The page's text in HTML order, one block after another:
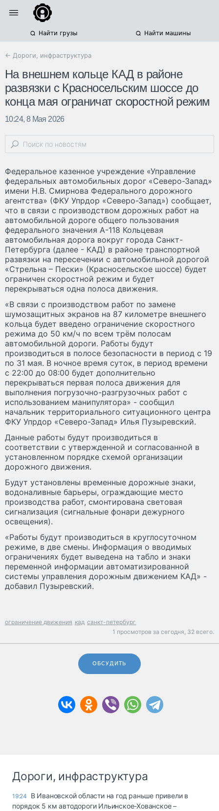
Найти грузы Найти машины
← Дороги, инфраструктура
На внешнем кольце КАД в районе
развязки с Красносельским шоссе до
конца мая ограничат скоростной режим
10:24, 8 Мая 2026
Федеральное казенное учреждение «Управление
федеральных автомобильных дорог «Северо-Запад»
имени Н.В. Смирнова Федерального дорожного
агентства» (ФКУ Упрдор «Северо-Запад») сообщает,
что в связи с производством дорожных работ на
автомобильной дороге общего пользования
федерального значения А-118 Кольцевая
автомобильная дорога вокруг города Санкт-
Петербурга (далее - КАД) в районе транспортной
развязки на пересечении с автомобильной дорогой
«Стрельна – Пески» (Красносельское шоссе) будет
ограничен скоростной режим и будет
перекрываться одна полоса движения.
«В связи с производством работ по замене
шумозащитных экранов на 87 километре внешнего
кольца будет введено ограничение скоростного
режима до 50 км/ч по всем трём полосам
автомобильной дороги. Работы будут
производиться в полосе безопасности в период с 19
по 31 мая. В ночное время суток, в период времени
с 22:00 до 08:00 будет дополнительно
перекрываться первая полоса движения для
выполнения погрузочно-разгрузочных работ с
использованием манипулятора» - сообщил
начальник территориального ситуационного центра
ФКУ Упрдор «Северо-Запад» Илья Пузыревский.
Данные работы будут производиться в
соответствии с утвержденной и согласованной в
установленном порядке схемой организации
дорожного движения.
Будут установлены временные дорожные знаки,
водоналивные барьеры, ограждающие место
производства работ, смонтирована световая
сигнализация (сигнальные фонари дежурного
освещения).
«Работы будут производиться в круглосуточном
режиме, в две смены. Информация о вводимых
ограничениях будет выведена на табло и знаки
переменной информации автоматизированной
системы управления дорожным движением КАД» -
добавил Пузыревский.
ограничение движения кад санкт-петербург
1 просмотров за сегодня, 32 всего.
ОБСУДИТЬ
Дороги, инфраструктура
19:24
В Ивановской области на год раньше привели в
порядок 5 км автодороги Ильинское-Хованское –